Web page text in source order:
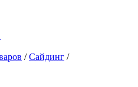
/ Сайдинг /